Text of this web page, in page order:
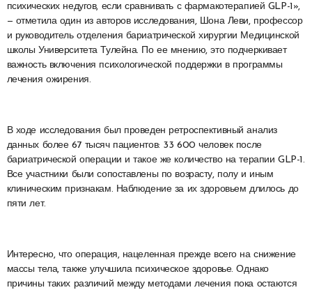
психических недугов, если сравнивать с фармакотерапией GLP-1»,
— отметила один из авторов исследования, Шона Леви, профессор
и руководитель отделения бариатрической хирургии Медицинской
школы Университета Тулейна. По ее мнению, это подчеркивает
важность включения психологической поддержки в программы
лечения ожирения.
В ходе исследования был проведен ретроспективный анализ
данных более 67 тысяч пациентов: 33 600 человек после
бариатрической операции и такое же количество на терапии GLP-1.
Все участники были сопоставлены по возрасту, полу и иным
клиническим признакам. Наблюдение за их здоровьем длилось до
пяти лет.
Интересно, что операция, нацеленная прежде всего на снижение
массы тела, также улучшила психическое здоровье. Однако
причины таких различий между методами лечения пока остаются